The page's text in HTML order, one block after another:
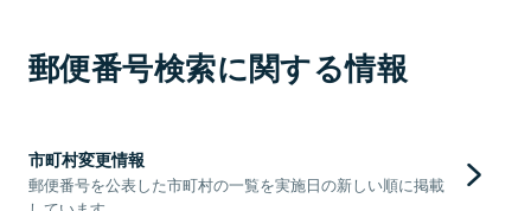
郵便番号検索に関する情報
市町村変更情報
郵便番号を公表した市町村の一覧を実施日の新しい順に掲載